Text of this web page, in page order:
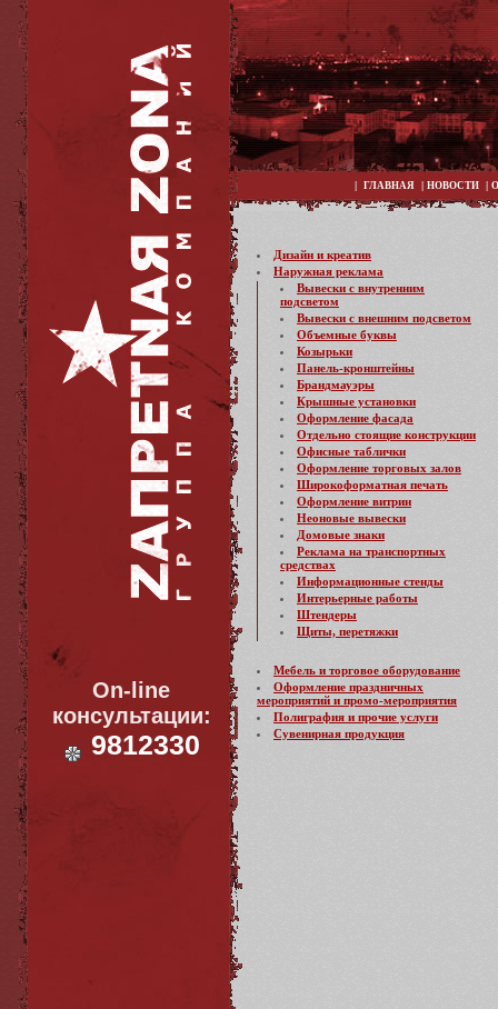
On-line
консультации:
9812330
| ГЛАВНАЯ | НОВОСТИ |
Дизайн и креатив
Наружная реклама
Вывески с внутренним
подсветом
Вывески с внешним подсветом
Объемные буквы
Козырьки
Панель-кронштейны
Брандмауэры
Крышные установки
Оформление фасада
Отдельно стоящие конструкции
Офисные таблички
Оформление торговых залов
Широкоформатная печать
Оформление витрин
Неоновые вывески
Домовые знаки
Реклама на транспортных
средствах
Информационные стенды
Интерьерные работы
Штендеры
Щиты, перетяжки
Мебель и торговое оборудование
Оформление праздничных
мероприятий и промо-мероприятия
Полиграфия и прочие услуги
Сувенирная продукция